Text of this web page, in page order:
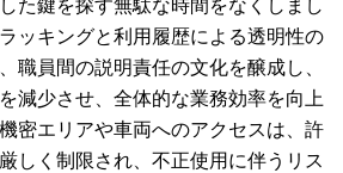
た鍵を探す無駄な時間をなくしまし
ッキングと利用履歴による透明性の
職員間の説明責任の文化を醸成し、
減少させ、全体的な業務効率を向上
密エリアや車両へのアクセスは、許
しく制限され、不正使用に伴うリス